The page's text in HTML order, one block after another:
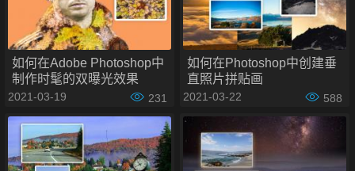
如何在Adobe Photoshop中
制作时髦的双曝光效果
2021-03-19 231
如何在Photoshop中创建垂
直照片拼贴画
2021-03-22 588